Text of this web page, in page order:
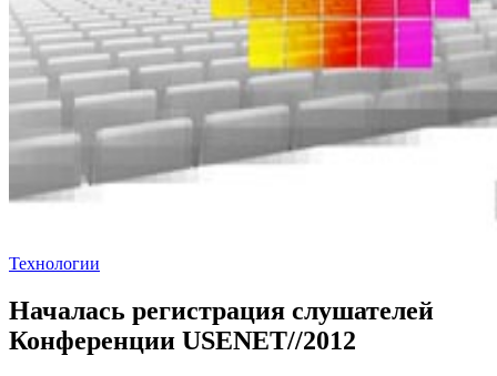
Технологии
Началась регистрация слушателей
Конференции USENET//2012